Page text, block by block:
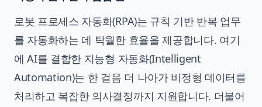
로봇 프로세스 자동화(RPA)는 규칙 기반 반복 업무
를 자동화하는 데 탁월한 효율을 제공합니다. 여기
에 AI를 결합한 지능형 자동화(Intelligent
Automation)는 한 걸음 더 나아가 비정형 데이터를
처리하고 복잡한 의사결정까지 지원합니다. 더불어